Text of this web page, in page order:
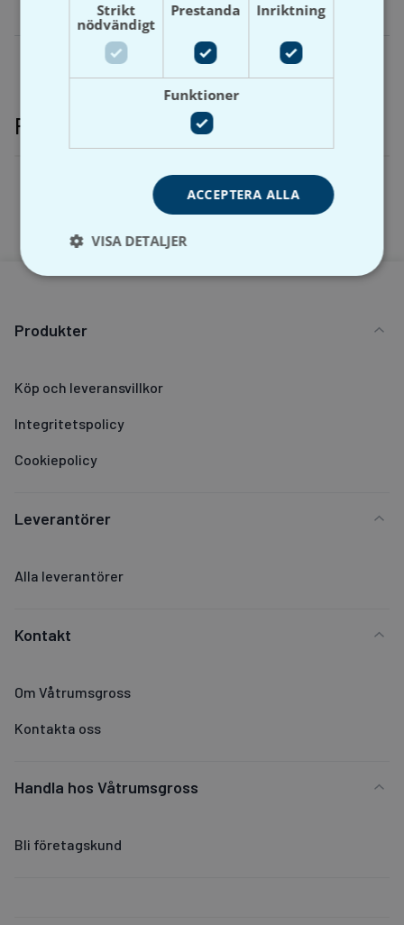
50, 75, 110, 160
Relaterade produkter
Produkter
Köp och leveransvillkor
Integritetspolicy
Cookiepolicy
Leverantörer
Alla leverantörer
Kontakt
Om Våtrumsgross
Kontakta oss
Handla hos Våtrumsgross
Bli företagskund
Strikt
nödvändigt
Prestanda Inriktning
Funktioner
ACCEPTERA ALLA
VISA DETALJER